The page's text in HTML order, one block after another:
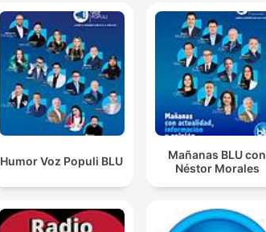
Humor Voz Populi BLU
Mañanas BLU con
Néstor Morales